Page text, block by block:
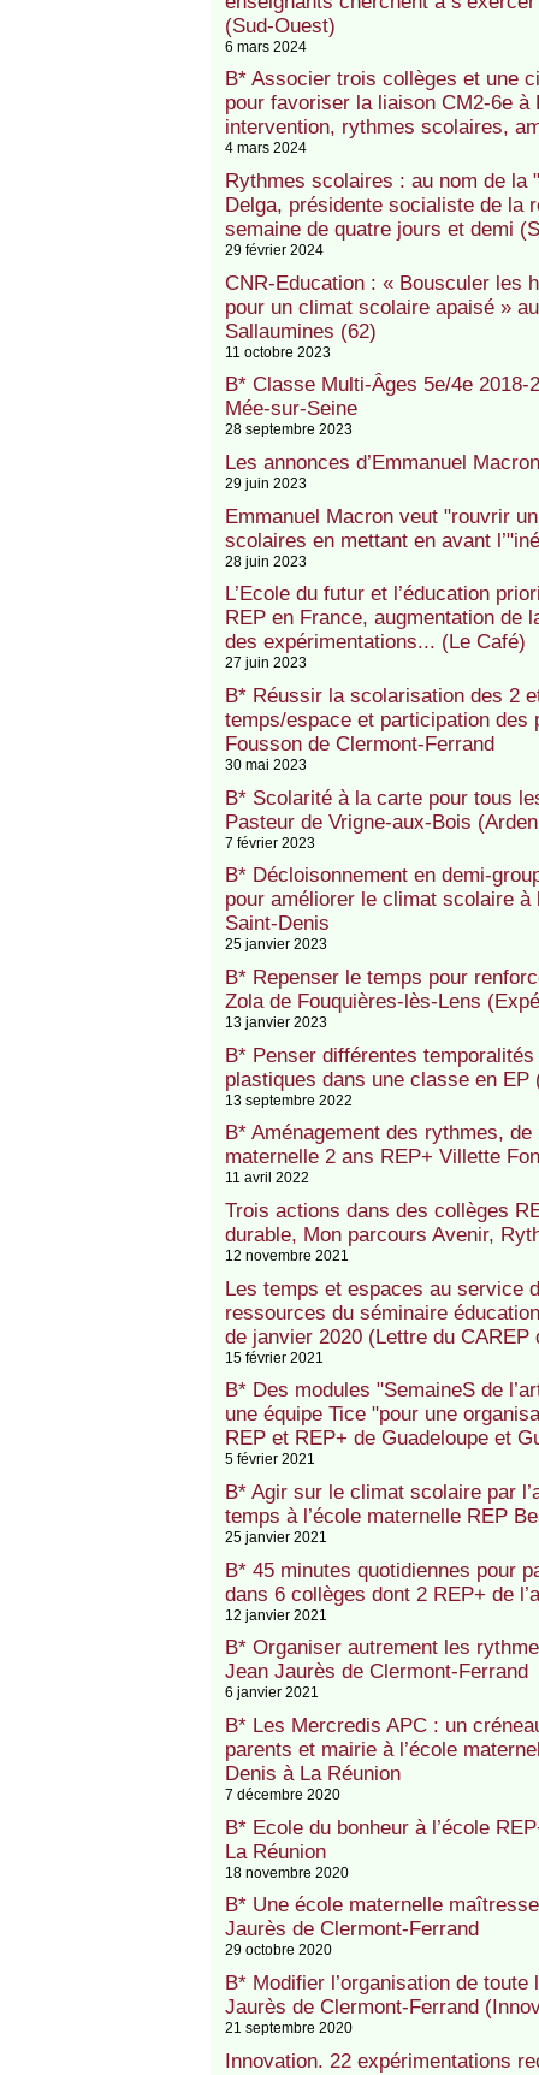
(Sud-Ouest)
6 mars 2024
B* Associer trois collèges et une
pour favoriser la liaison CM2-6e
intervention, rythmes scolaires,
4 mars 2024
Rythmes scolaires : au nom de la
Delga, présidente socialiste de la
semaine de quatre jours et demi
29 février 2024
CNR-Education : « Bousculer les
pour un climat scolaire apaisé »
Sallaumines (62)
11 octobre 2023
B* Classe Multi-Âges 5e/4e
Mée-sur-Seine
28 septembre 2023
Les annonces d’Emmanuel
29 juin 2023
Emmanuel Macron veut "rouvrir
scolaires en mettant en avant
28 juin 2023
L’Ecole du futur et l’éducation
REP en France, augmentation de
des expérimentations... (Le Café)
27 juin 2023
B* Réussir la scolarisation des 2
temps/espace et participation des
Fousson de Clermont-Ferrand
30 mai 2023
B* Scolarité à la carte pour tous
Pasteur de Vrigne-aux-Bois
7 février 2023
B* Décloisonnement en demi-
pour améliorer le climat scolaire à
Saint-Denis
25 janvier 2023
B* Repenser le temps pour
Zola de Fouquières-lès-Lens
13 janvier 2023
B* Penser différentes temporalités
plastiques dans une classe en EP
13 septembre 2022
B* Aménagement des rythmes,
maternelle 2 ans REP+ Villette
11 avril 2022
Trois actions dans des collèges
durable, Mon parcours Avenir,
12 novembre 2021
Les temps et espaces au service
ressources du séminaire
de janvier 2020 (Lettre du
15 février 2021
B* Des modules "SemaineS de
une équipe Tice "pour une
REP et REP+ de Guadeloupe et
5 février 2021
B* Agir sur le climat scolaire par
temps à l’école maternelle REP
25 janvier 2021
B* 45 minutes quotidiennes pour
dans 6 collèges dont 2 REP+ de
12 janvier 2021
B* Organiser autrement les
Jean Jaurès de Clermont-Ferrand
6 janvier 2021
B* Les Mercredis APC : un
parents et mairie à l’école
Denis à La Réunion
7 décembre 2020
B* Ecole du bonheur à l’école
La Réunion
18 novembre 2020
B* Une école maternelle
Jaurès de Clermont-Ferrand
29 octobre 2020
B* Modifier l’organisation de
Jaurès de Clermont-Ferrand
21 septembre 2020
Innovation. 22 expérimentations